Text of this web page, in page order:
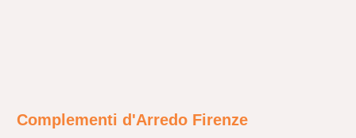
Complementi d'Arredo Firenze